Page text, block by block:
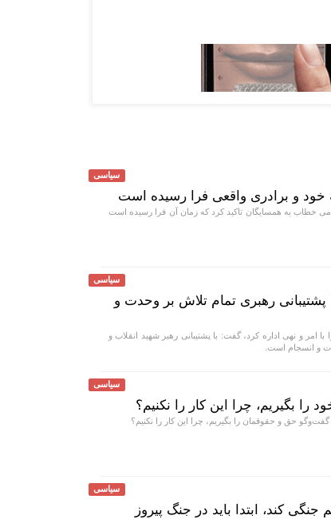
سیاسی
خود و برادری واقعی فرا رسیده است
خطاب به همسایگان تاکید کرد که زمان آن فرا رسیده است
سیاسی
پشتیبانی رهبری تمام تلاش بر وحدت و
با امر و نهی اداره کرد، گفت: با پشتیبانی رهبر شهید انقلاب و
و انسجام است.
سیاسی
بگیریم، چرا این کار را نکنیم؟
حق و حقوقمان را بگیریم، چرا این کار را نکنیم؟
سیاسی
کند، ابتدا باید در جنگ پیروز